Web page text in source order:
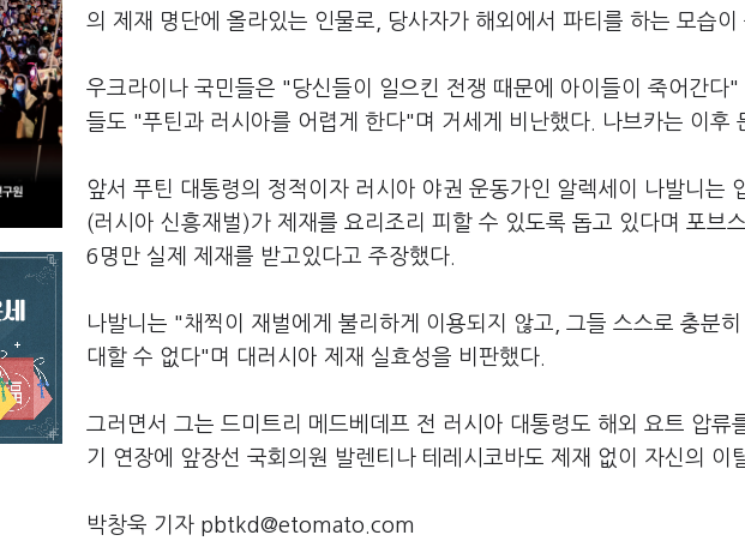
의 제재 명단에 올라있는 인물로, 당사자가 해외에서 파티를 하는 모습이
우크라이나 국민들은 "당신들이 일으킨 전쟁 때문에 아이들이 죽어간
들도 "푸틴과 러시아를 어렵게 한다"며 거세게 비난했다. 나브카는 이후
앞서 푸틴 대통령의 정적이자 러시아 야권 운동가인 알렉세이 나발니는
(러시아 신흥재벌)가 제재를 요리조리 피할 수 있도록 돕고 있다며 포브
6명만 실제 제재를 받고있다고 주장했다.
나발니는 "채찍이 재벌에게 불리하게 이용되지 않고, 그들 스스로 충분
대할 수 없다"며 대러시아 제재 실효성을 비판했다.
그러면서 그는 드미트리 메드베데프 전 러시아 대통령도 해외 요트 압류
기 연장에 앞장선 국회의원 발렌티나 테레시코바도 제재 없이 자신의
박창욱 기자 pbtkd@etomato.com